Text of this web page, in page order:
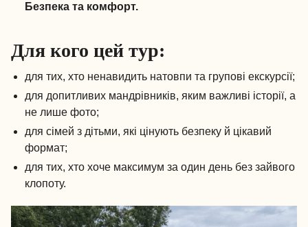
Безпека та комфорт.
Для кого цей тур:
для тих, хто ненавидить натовпи та групові екскурсії;
для допитливих мандрівників, яким важливі історії, а
не лише фото;
для сімей з дітьми, які цінують безпеку й цікавий
формат;
для тих, хто хоче максимум за один день без зайвого
клопоту.